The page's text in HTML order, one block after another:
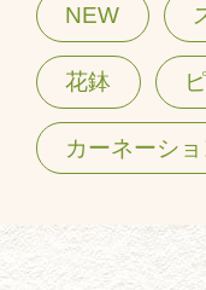
NEW
花鉢
カーネーシ